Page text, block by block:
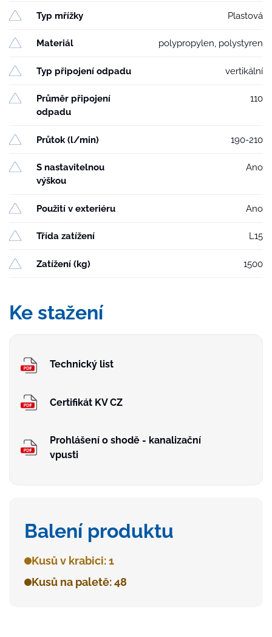
Typ mřížky Plastová
Materiál polypropylen, polystyren
Typ připojení odpadu vertikální
Průměr připojení
odpadu
110
Průtok (l/min) 190-210
S nastavitelnou
výškou
Ano
Použití v exteriéru Ano
Třída zatížení L15
Zatížení (kg) 1500
Ke stažení
Technický list
Certifikát KV CZ
Prohlášení o shodě - kanalizační
vpusti
Balení produktu
Kusů v krabici: 1
Kusů na paletě: 48